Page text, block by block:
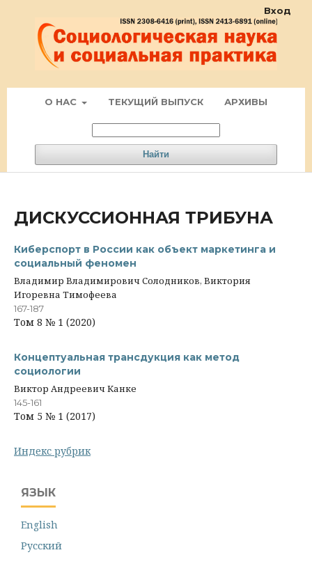
О НАС ТЕКУЩИЙ ВЫПУСК АРХИВЫ
Найти
Вход
ДИСКУССИОННАЯ ТРИБУНА
Киберспорт в России как объект маркетинга и
социальный феномен
Владимир Владимирович Солодников, Виктория
Игоревна Тимофеева
167-187
Том 8 № 1 (2020)
Концептуальная трансдукция как метод
социологии
Виктор Андреевич Канке
145-161
Том 5 № 1 (2017)
Индекс рубрик
ЯЗЫК
English
Русский